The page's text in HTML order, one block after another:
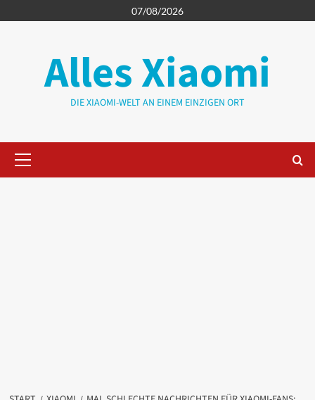
Inhalt
07/08/2026
Alles Xiaomi
DIE XIAOMI-WELT AN EINEM EINZIGEN ORT
Menü